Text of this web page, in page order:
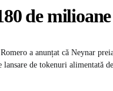
de
a anunțat că Neynar
lansare de tokenuri alimentată